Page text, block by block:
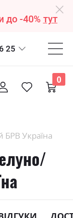
до -40% тут
25
0
БРВ Україна